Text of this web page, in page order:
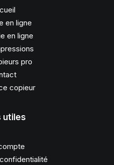
en ligne
en ligne
pro
copieur
utiles